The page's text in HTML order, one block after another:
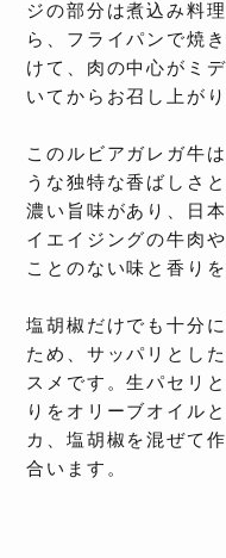
ジの部分は煮込み料
ら、フライパンで焼
けて、肉の中心がミ
いてからお召し上がり
このルビアガレガ牛
うな独特な香ばしさ
濃い旨味があり、日
イエイジングの牛肉
ことのない味と香り
塩胡椒だけでも十分
ため、サッパリとし
スメです。生パセリ
りをオリーブオイル
カ、塩胡椒を混ぜて
合います。